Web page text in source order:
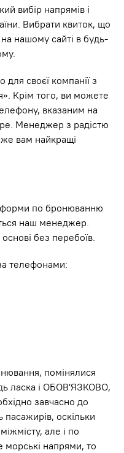
вибір напрямів і
Вибрати квиток, що
нашому сайті в будь-
своєї компанії з
Крім того, ви можете
вказаним на
Менеджер з радістю
вам найкращі
форми по бронюванню
наш менеджер.
без перебоїв.
телефонами:
помінялися
ласка і ОБОВ'ЯЗКОВО,
завчасно до
пасажирів, оскільки
але і по
морські напрями, то